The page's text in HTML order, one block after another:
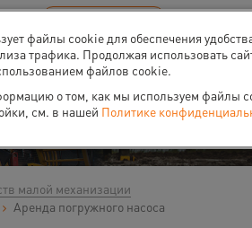
арендукомпрессоров
RU EN
малой механизации
Аренда погружного насоса
файлы cookie для обеспечения
трафика. Продолжая использовать
файлов cookie.
о том, как мы используем файлы
см. в нашей Политике